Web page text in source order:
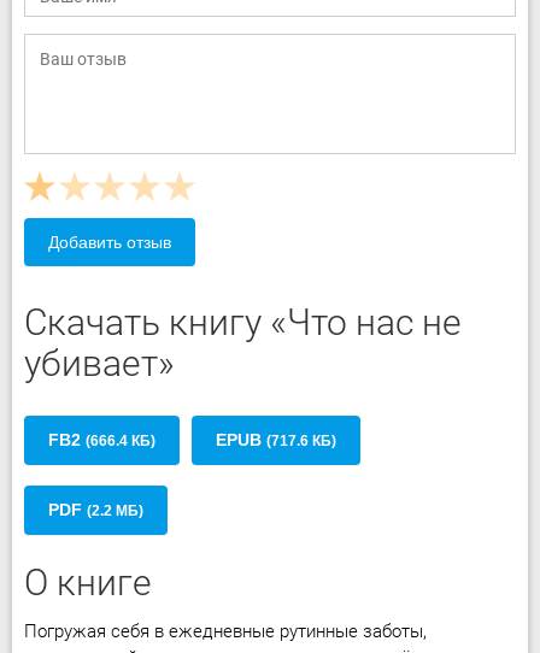
Добавить отзыв
Скачать книгу «Что нас не
убивает»
FB2 (666.4 КБ) EPUB (717.6 КБ)
PDF (2.2 МБ)
О книге
Погружая себя в ежедневные рутинные заботы,